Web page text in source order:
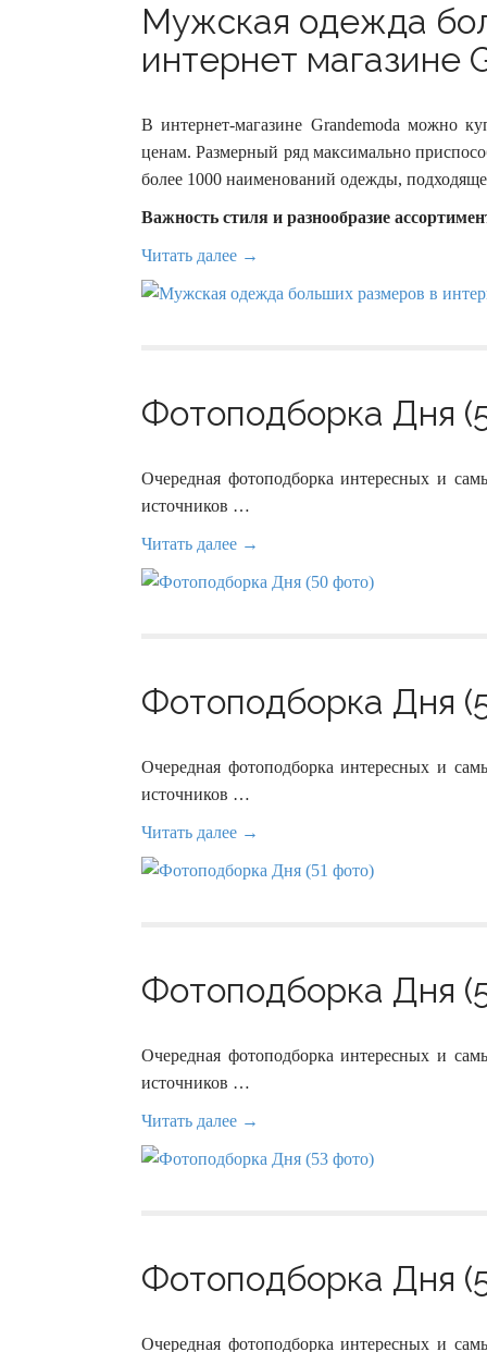
Мужская одежда
интернет магазине
В интернет-магазине Grandemoda можно
ценам. Размерный ряд максимально
более 1000 наименований одежды,
Важность стиля и разнообразие
Читать далее →
Фотоподборка Дня
Очередная фотоподборка интересных и
источников …
Читать далее →
Фотоподборка Дня
Очередная фотоподборка интересных и
источников …
Читать далее →
Фотоподборка Дня
Очередная фотоподборка интересных и
источников …
Читать далее →
Фотоподборка Дня
Очередная фотоподборка интересных и